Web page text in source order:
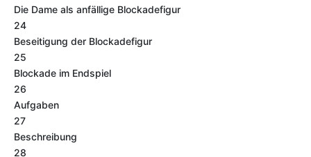
Die Dame als anfällige Blockadefigur
24
Beseitigung der Blockadefigur
25
Blockade im Endspiel
26
Aufgaben
27
Beschreibung
28